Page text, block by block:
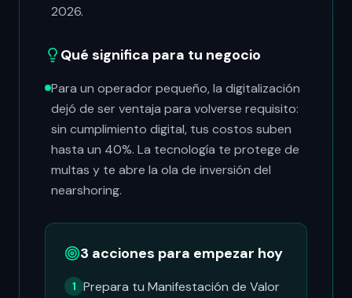
2026.
Qué significa para tu negocio
Para un operador pequeño, la digitalización
dejó de ser ventaja para volverse requisito:
sin cumplimiento digital, tus costos suben
hasta un 40%. La tecnología te protege de
multas y te abre la ola de inversión del
nearshoring.
3 acciones para empezar hoy
1 Prepara tu Manifestación de Valor